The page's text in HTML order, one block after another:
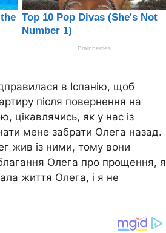
в Іспанію, щоб
після повернення на
цікавлячись, як у нас із
мене забрати Олега назад.
жив із ними, тому вони
Олега про прощення, я
життя Олега, і я не